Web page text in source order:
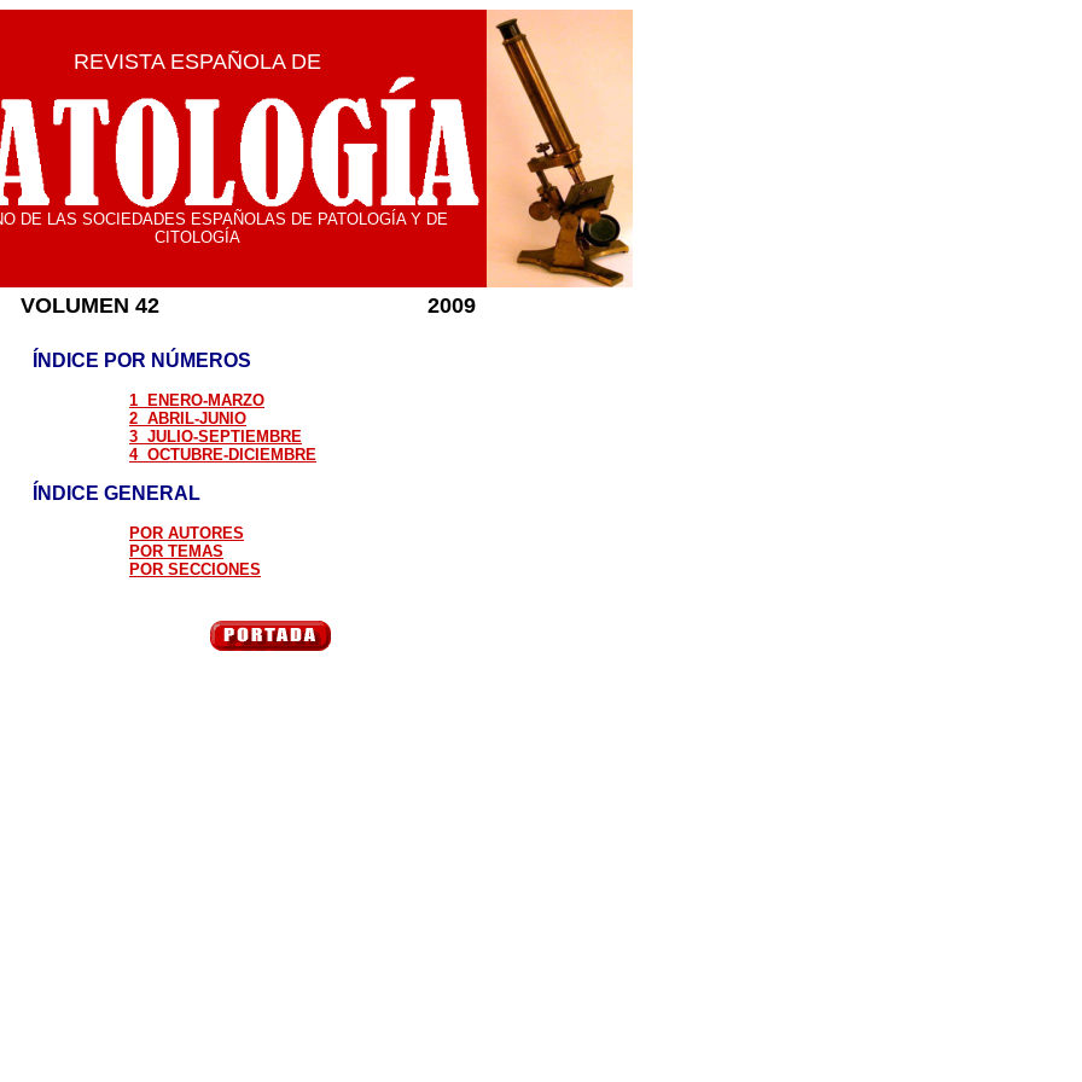
REVISTA ESPAÑOLA DE
DE LAS SOCIEDADES ESPAÑOLAS DE PATOLOGÍA Y DE
CITOLOGÍA
VOLUMEN 42 2009
ÍNDICE POR NÚMEROS
1 ENERO-MARZO
2 ABRIL-JUNIO
3 JULIO-SEPTIEMBRE
4 OCTUBRE-DICIEMBRE
ÍNDICE GENERAL
POR AUTORES
POR TEMAS
POR SECCIONES